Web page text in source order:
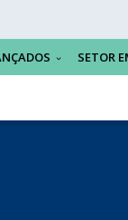
SETOR